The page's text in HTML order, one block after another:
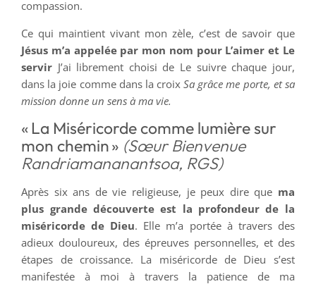
compassion.
Ce qui maintient vivant mon zèle, c’est de savoir que
Jésus m’a appelée par mon nom pour L’aimer et Le
servir J’ai librement choisi de Le suivre chaque jour,
dans la joie comme dans la croixSa grâce me porte, et sa
mission donne un sens à ma vie.
« La Miséricorde comme lumière sur
mon chemin » (Sœur Bienvenue
Randriamananantsoa, RGS)
Après six ans de vie religieuse, je peux dire que ma
plus grande découverte est la profondeur de la
miséricorde de Dieu. Elle m’a portée à travers des
adieux douloureux, des épreuves personnelles, et des
étapes de croissance. La miséricorde de Dieu s’est
manifestée à moi à travers la patience de ma